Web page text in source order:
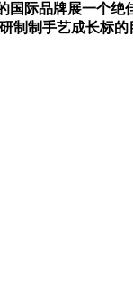
际品牌展一个
制制手艺成长标的